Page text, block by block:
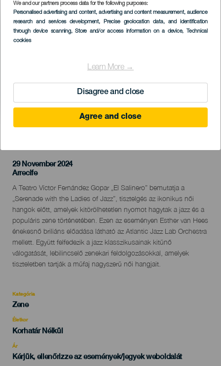
We and our partners process data for the following purposes:
Personalised advertising and content, advertising and content measurement, audience
research and services development, Precise geolocation data, and identification
through device scanning, Store and/or access information on a device, Technical
cookies
Learn More →
Disagree and close
Agree and close
Imagen
Listado
29 November 2024
Localidad
Arrecife
Descripción
del
evento
A Teatro Víctor Fernández Gopar „El Salinero” bemutatja a
„Serenade with the Ladies of Jazz”, tisztelgés az ikonikus női
hangok előtt, amelyek kitörölhetetlen nyomot hagytak a jazz és a
populáris zene történetében. Ezen az eseményen Esther van Hees
énekesnő briliáns előadása látható az Atlantic Jazz Lab Orchestra
mellett. Együtt felfedezik a jazz klasszikusainak kitűnő
válogatását, lebilincselő zenekari feldolgozásokkal, amelyek
tiszteletben tartják a műfaj nagyszerű női hangjait.
Kategória
Categoría
evento
Zene
Életkor
Edad
Korhatár Nélkül
Ár
Kérjük, ellenőrizze az események/jegyek weboldalát